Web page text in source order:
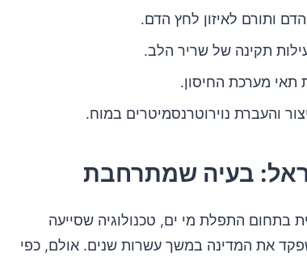
ותורם לאיזון לחץ הדם.
תקינה של שריר הלב.
תאי מערכת החיסון.
והעברת נוירוטרנסמיטרים במוח.
בעיה שמתרחבת
בתחום התפלת מי ים, טכנולוגיה שסייעה
את המדינה במשך עשרות שנים. אולם, כפי